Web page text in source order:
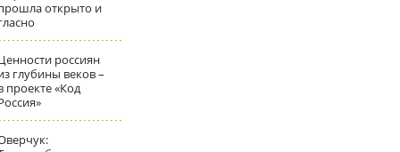
открыто и
россиян
глубины веков –
проекте «Код